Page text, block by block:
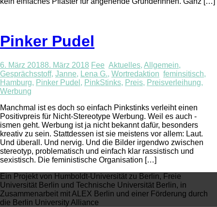
Pinker Pudel
6. März 20188. März 2018 Fee Aktuelles, Allgemein,
Gesprächsstoff, Janne, Lena G., Wortredaktion feminsitisch,
Hamburg, Pinker Pudel , PinkStinks, Preis, Preisverleihung,
Werbung
Manchmal ist es doch so einfach Pinkstinks verleiht einen
Positivpreis für Nicht-Stereotype Werbung. Weil es auch -
ismen geht. Werbung ist ja nicht bekannt dafür, besonders
kreativ zu sein. Stattdessen ist sie meistens vor allem: Laut.
Und überall. Und nervig. Und die Bilder irgendwo zwischen
stereotyp, problematisch und einfach klar rassistisch und
sexistisch. Die feministische Organisation […]
Ein Projekt von Humboldt-Universität zu Berlin, Freie
Universität Berlin und Technische Universität Berlin, in
Zusammenarbeit mit ALEX Berlin und einer Förderung durch
die Berlin University Alliance